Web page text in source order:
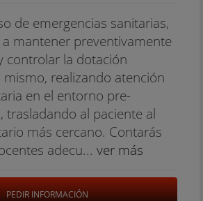
de emergencias sanitarias,
mantener preventivamente
controlar la dotación
realizando atención
en el entorno pre-
trasladando al paciente al
más cercano. Contarás
adecu... ver más
PEDIR INFORMACIÓN